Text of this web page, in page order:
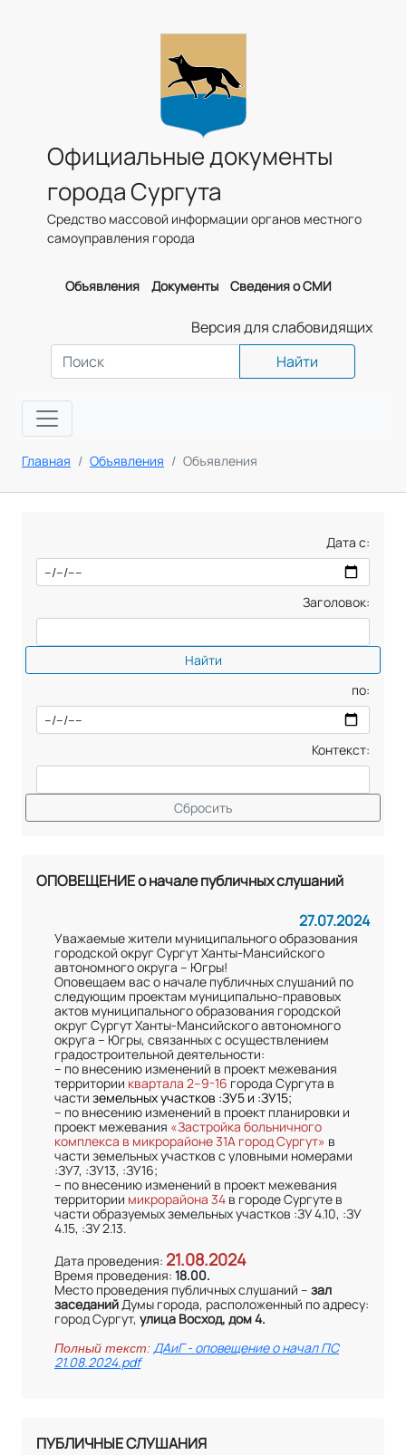
Официальные документы
города Сургута
Средство массовой информации органов местного
самоуправления города
Объявления Документы Сведения о СМИ
Версия для слабовидящих
Найти
Главная Объявления Объявления
Дата с:
Заголовок:
Найти
по:
Контекст:
Сбросить
ОПОВЕЩЕНИЕ о начале публичных слушаний
27.07.2024
Уважаемые жители муниципального образования
городской округ Сургут Ханты-Мансийского
автономного округа – Югры!
Оповещаем вас о начале публичных слушаний по
следующим проектам муниципально-правовых
актов муниципального образования городской
округ Сургут Ханты-Мансийского автономного
округа – Югры, связанных с осуществлением
градостроительной деятельности:
– по внесению изменений в проект межевания
территории квартала 2–9-16 города Сургута в
части земельных участков :ЗУ5 и :ЗУ15;
– по внесению изменений в проект планировки и
проект межевания «Застройка больничного
комплекса в микрорайоне 31А город Сургут» в
части земельных участков с уловными номерами
:ЗУ7, :ЗУ13, :ЗУ16;
– по внесению изменений в проект межевания
территории микрорайона 34 в городе Сургуте в
части образуемых земельных участков :ЗУ 4.10, :ЗУ
4.15, :ЗУ 2.13.
Дата проведения: 21.08.2024
Время проведения: 18.00.
Место проведения публичных слушаний – зал
заседанийДумы города, расположенный по адресу:
город Сургут, улица Восход, дом 4.
Полный текст:ДАиГ - оповещение о начал ПС
21.08.2024.pdf
ПУБЛИЧНЫЕ СЛУШАНИЯ